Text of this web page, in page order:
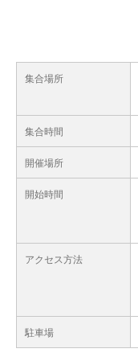
集合場所
集合時間
開催場所
開始時間
アクセス方法
駐車場